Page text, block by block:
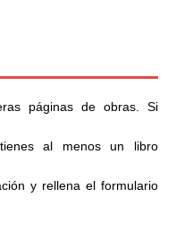
páginas de obras. Si
al menos un libro
y rellena el formulario